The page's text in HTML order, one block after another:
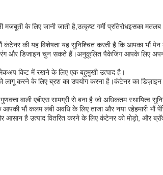
के लिए जानी जाती है,उत्कृष्ट गर्मी प्रतिरोधइसका
कंटेनर की यह विशेषता यह सुनिश्चित करती है कि आपका भौं
डिजाइन चुन सकते हैं।अनुकूलित पैकेजिंग आपके लिए
किट में रखने के लिए एक बहुमुखी उत्पाद है।
करने के लिए ब्रश का उपयोग करना है।कंटेनर का
वाली एबीएस सामग्री से बना है जो अधिकतम स्थायित्व
भौं कलम लंबी अवधि के लिए ताजा और नया रहेहमारी
है उत्पाद वितरित करने के लिए कंटेनर को मोड़ो, और